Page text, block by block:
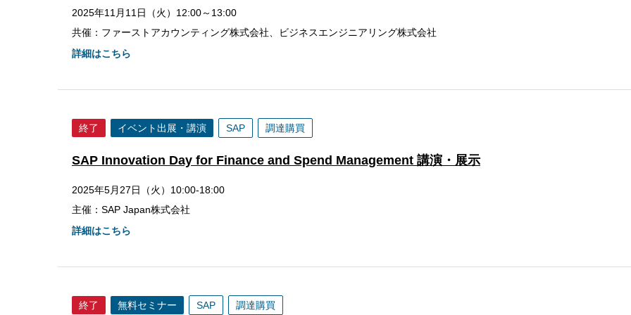
2025年11月11日（火）12:00～13:00
共催：ファーストアカウンティング株式会社、ビジネスエンジニアリング株式会社
詳細はこちら
終了 イベント出展・講演 SAP 調達購買
SAP Innovation Day for Finance and Spend Management 講演・展示
2025年5月27日（火）10:00-18:00
主催：SAP Japan株式会社
詳細はこちら
終了 無料セミナー SAP 調達購買